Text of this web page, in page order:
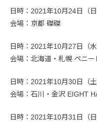
日時：2021年10月24日（
会場：京都 磔磔
日時：2021年10月27日（
会場：北海道・札幌 ペニー
日時：2021年10月30日（
会場：石川・金沢 EIGHT
日時：2021年10月31日（